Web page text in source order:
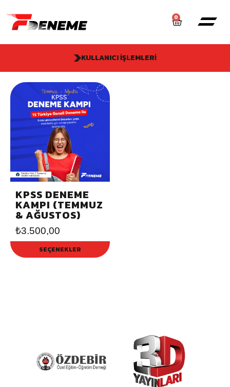
0
KULLANICI İŞLEMLERI
KPSS DENEME
KAMPI (TEMMUZ
& AĞUSTOS)
₺3.500,00
SEÇENEKLER